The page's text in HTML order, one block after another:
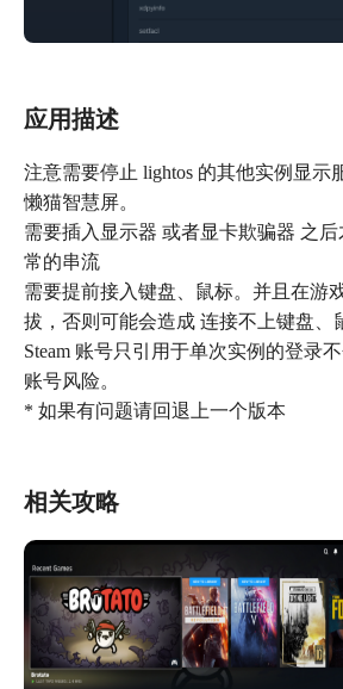
应用描述
注意需要停止 lightos 的其他实例显示
懒猫智慧屏。
需要插入显示器 或者显卡欺骗器 之
常的串流
需要提前接入键盘、鼠标。并且在游
拔，否则可能会造成 连接不上键盘、
Steam 账号只引用于单次实例的登录
账号风险。
* 如果有问题请回退上一个版本
相关攻略